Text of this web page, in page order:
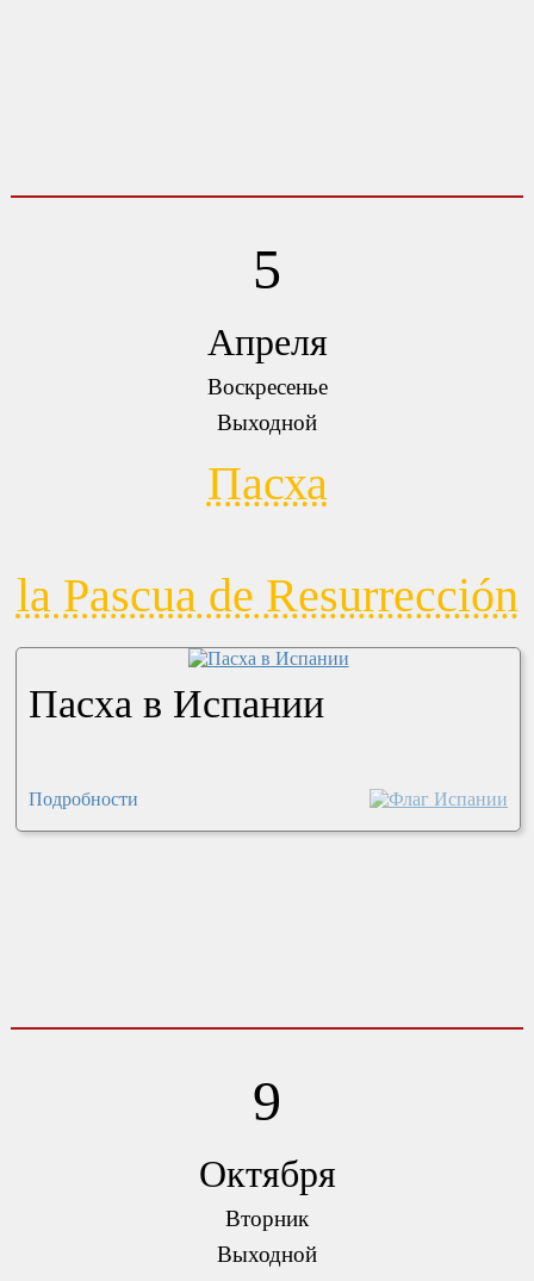
5
Апреля
Воскресенье
Выходной
Пасха
la Pascua de Resurrección
Пасха в Испании
Подробности
9
Октября
Вторник
Выходной